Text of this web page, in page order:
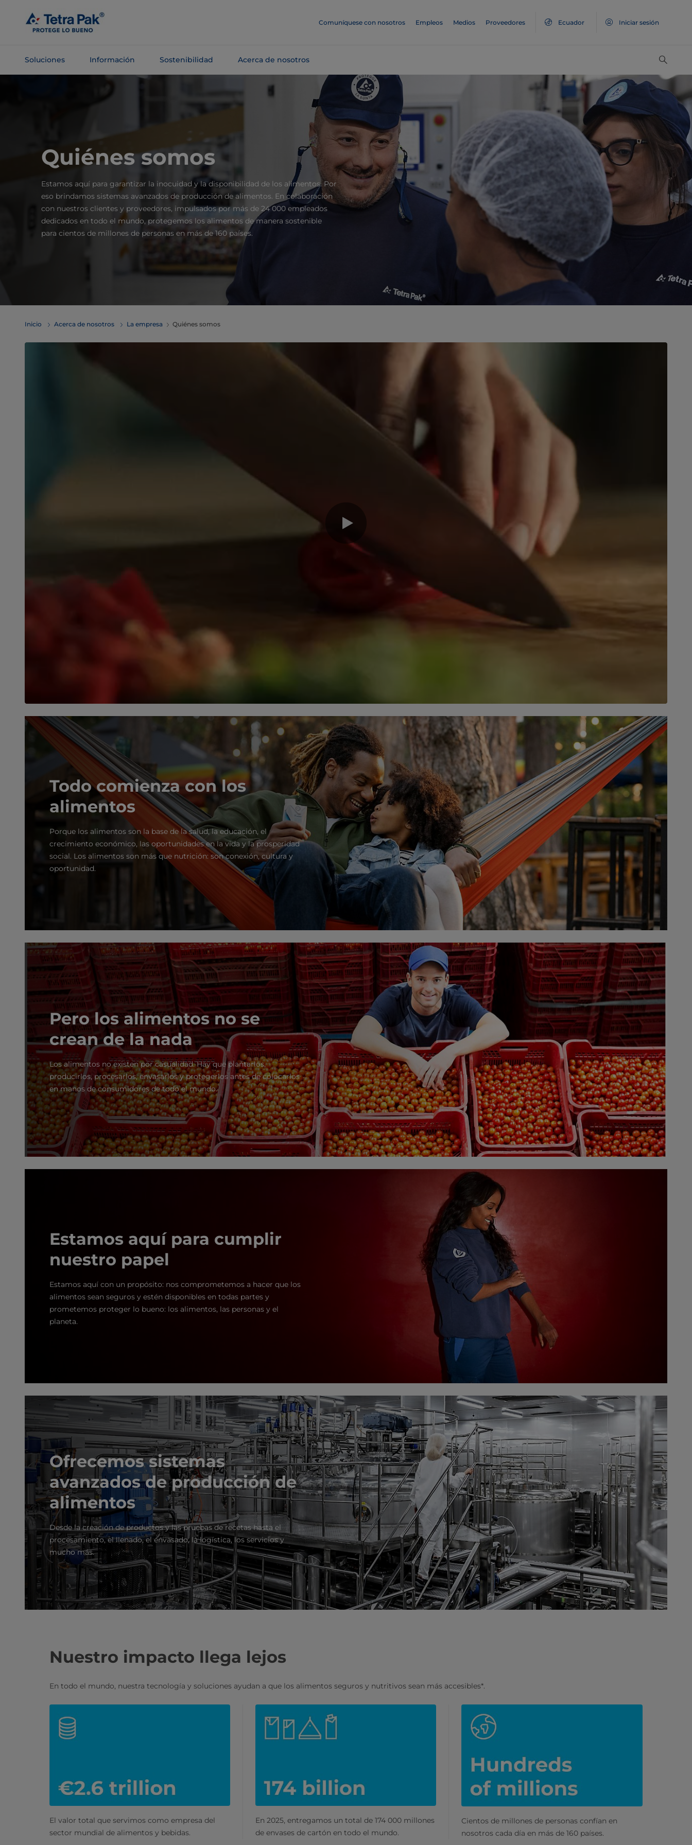
contenido
principal
Comuníquese con nosotros Empleos Medios Proveedores Ecuador Iniciar sesión
Soluciones Información Sostenibilidad Acerca de nosotros
Quiénes somos
Estamos aquí para garantizar la inocuidad y la disponibilidad de los alimentos. Por
eso brindamos sistemas avanzados de producción de alimentos. En colaboración
con nuestros clientes y proveedores, impulsados por más de 24 000 empleados
dedicados en todo el mundo, protegemos los alimentos de manera sostenible
para cientos de millones de personas en más de 160 países.
Inicio Acerca de nosotros La empresa Quiénes somos
Todo comienza con los
alimentos
Porque los alimentos son la base de la salud, la educación, el
crecimiento económico, las oportunidades en la vida y la prosperidad
social. Los alimentos son más que nutrición: son conexión, cultura y
oportunidad.
Pero los alimentos no se
crean de la nada
Los alimentos no existen por casualidad. Hay que plantarlos,
producirlos, procesarlos, envasarlos y protegerlos antes de colocarlos
en manos de consumidores de todo el mundo.
Estamos aquí para cumplir
nuestro papel
Estamos aquí con un propósito: nos comprometemos a hacer que los
alimentos sean seguros y estén disponibles en todas partes y
prometemos proteger lo bueno: los alimentos, las personas y el
planeta.
Ofrecemos sistemas
avanzados de producción de
alimentos
Desde la creación de productos y las pruebas de recetas hasta el
procesamiento, el llenado, el envasado, la logística, los servicios y
mucho más.
Nuestro impacto llega lejos
En todo el mundo, nuestra tecnología y soluciones ayudan a que los alimentos seguros y nutritivos sean más accesibles*.
El valor total que servimos como empresa del
sector mundial de alimentos y bebidas.
En 2025, entregamos un total de 174 000 millones
de envases de cartón en todo el mundo.
Cientos de millones de personas confían en
nosotros cada día en más de 160 países.